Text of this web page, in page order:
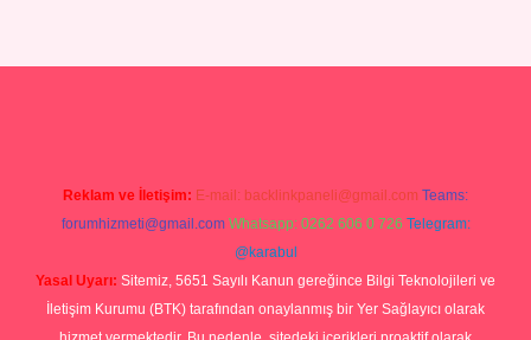
Reklam ve İletişim: E-mail: backlinkpaneli@gmail.com Teams:
forumhizmeti@gmail.com Whatsapp: 0262 606 0 726 Telegram:
@karabul
Yasal Uyarı: Sitemiz, 5651 Sayılı Kanun gereğince Bilgi Teknolojileri ve
İletişim Kurumu (BTK) tarafından onaylanmış bir Yer Sağlayıcı olarak